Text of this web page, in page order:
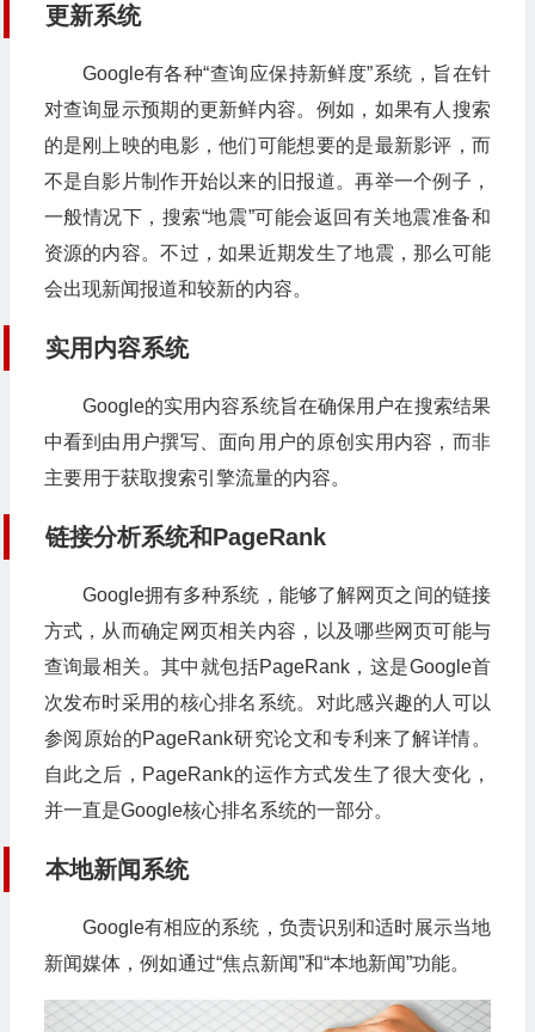
更新系统
Google有各种“查询应保持新鲜度”系统，旨在针
对查询显示预期的更新鲜内容。例如，如果有人搜索
的是刚上映的电影，他们可能想要的是最新影评，而
不是自影片制作开始以来的旧报道。再举一个例子，
一般情况下，搜索“地震”可能会返回有关地震准备和
资源的内容。不过，如果近期发生了地震，那么可能
会出现新闻报道和较新的内容。
实用内容系统
Google的实用内容系统旨在确保用户在搜索结果
中看到由用户撰写、面向用户的原创实用内容，而非
主要用于获取搜索引擎流量的内容。
链接分析系统和PageRank
Google拥有多种系统，能够了解网页之间的链接
方式，从而确定网页相关内容，以及哪些网页可能与
查询最相关。其中就包括PageRank，这是Google首
次发布时采用的核心排名系统。对此感兴趣的人可以
参阅原始的PageRank研究论文和专利来了解详情。
自此之后，PageRank的运作方式发生了很大变化，
并一直是Google核心排名系统的一部分。
本地新闻系统
Google有相应的系统，负责识别和适时展示当地
新闻媒体，例如通过“焦点新闻”和“本地新闻”功能。